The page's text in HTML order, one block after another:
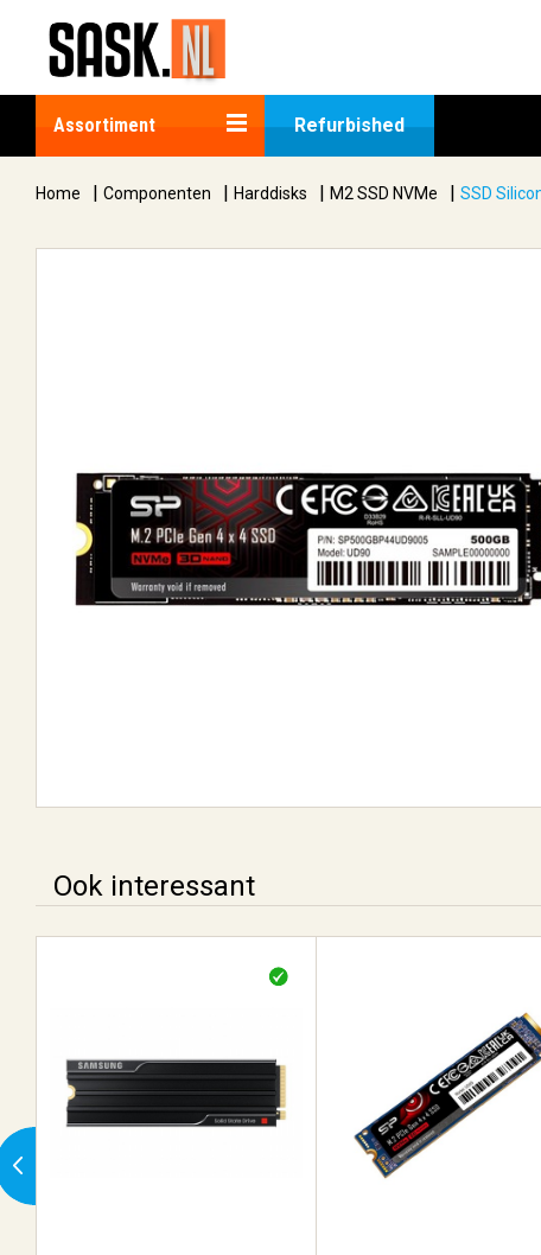
Assortiment Refurbished
Home | Componenten | Harddisks | M2 SSD NVMe | SSD
Ook interessant